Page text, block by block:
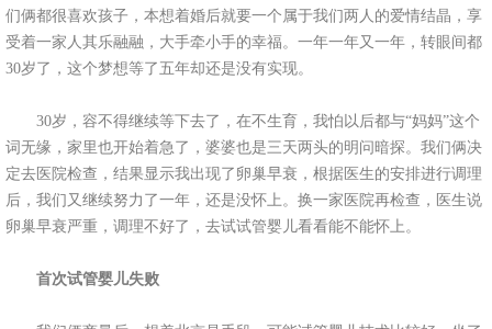
们俩都很喜欢孩子，本想着婚后就要一个属于我们两人的爱情结晶，享
受着一家人其乐融融，大手牵小手的幸福。一年一年又一年，转眼间都
30岁了，这个梦想等了五年却还是没有实现。
30岁，容不得继续等下去了，在不生育，我怕以后都与“妈妈”这个
词无缘，家里也开始着急了，婆婆也是三天两头的明问暗探。我们俩决
定去医院检查，结果显示我出现了卵巢早衰，根据医生的安排进行调理
后，我们又继续努力了一年，还是没怀上。换一家医院再检查，医生说
卵巢早衰严重，调理不好了，去试试管婴儿看看能不能怀上。
首次试管婴儿失败